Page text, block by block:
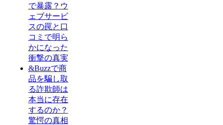
で暴露？ウ
ェブサービ
スの罠と口
コミで明ら
かになった
衝撃の真実
&Buzzで商
品を騙し取
る詐欺師は
本当に存在
するのか？
驚愕の真相